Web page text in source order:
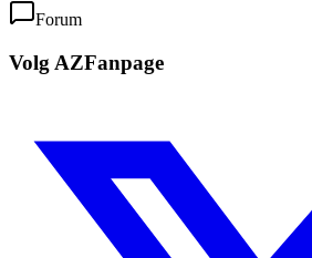
Forum
Volg AZFanpage